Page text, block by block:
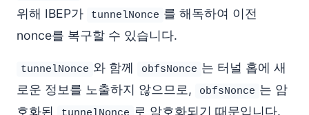
위해 IBEP가
tunnelNonce 를 해독하여 이전
nonce를 복구할 수 있습니다.
tunnelNonce 와 함께 obfsNonce 는 터널 홉에 새
로운 정보를 노출하지 않으므로,
obfsNonce 는 암
호화된
로 암호화되기 때문입니다.